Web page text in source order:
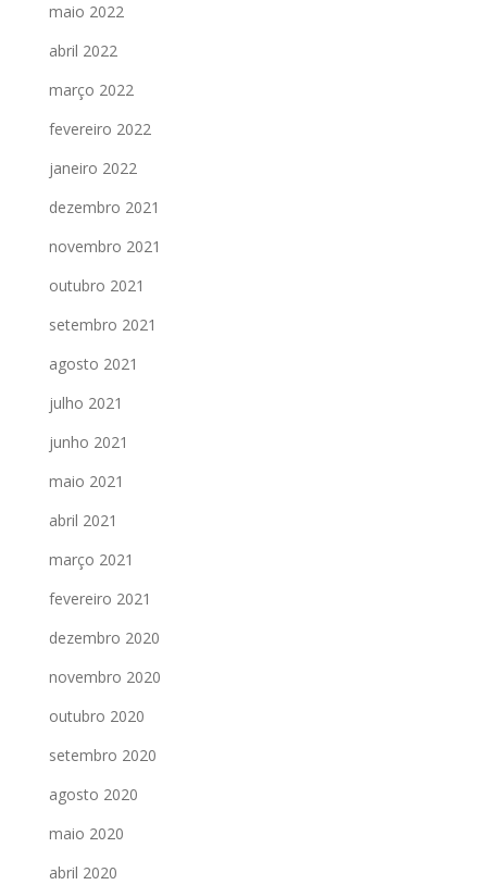
maio 2022
abril 2022
março 2022
fevereiro 2022
janeiro 2022
dezembro 2021
novembro 2021
outubro 2021
setembro 2021
agosto 2021
julho 2021
junho 2021
maio 2021
abril 2021
março 2021
fevereiro 2021
dezembro 2020
novembro 2020
outubro 2020
setembro 2020
agosto 2020
maio 2020
abril 2020